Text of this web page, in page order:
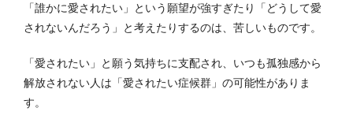
「誰かに愛されたい」という願望が強すぎたり「どうして愛
されないんだろう」と考えたりするのは、苦しいものです。
「愛されたい」と願う気持ちに支配され、いつも孤独感から
解放されない人は「愛されたい症候群」の可能性がありま
す。